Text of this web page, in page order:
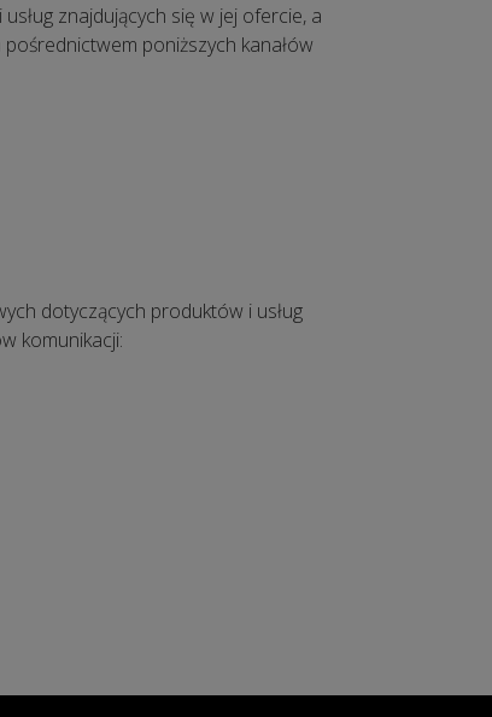
znajdujących się w jej ofercie, a
poniższych kanałów
dotyczących produktów i usług
komunikacji: